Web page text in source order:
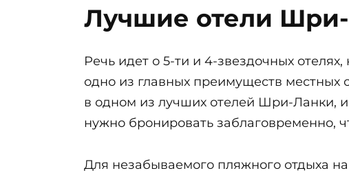
Лучшие отели
Речь идет о 5-ти и 4-звездочных
одно из главных преимуществ местных
в одном из лучших отелей Шри-Ланки,
нужно бронировать заблаговременно,
Для незабываемого пляжного отдыха